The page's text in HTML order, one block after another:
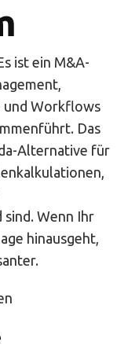
ist ein M&A-
und Workflows
Das
Alternative für
sind. Wenn Ihr
hinausgeht,